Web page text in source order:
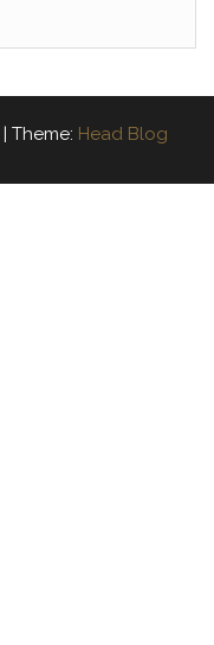
| Theme: Head Blog